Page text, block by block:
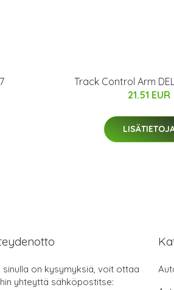
Track Control Arm
21.51 EUR
sinulla on kysymyksiä, voit ottaa
yhteyttä sähköpostitse: